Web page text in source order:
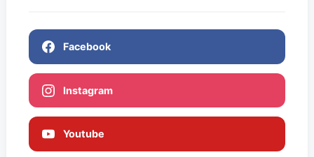
Facebook
Instagram
Youtube